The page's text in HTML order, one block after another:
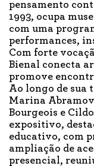
pensamento
1993, ocupa
com uma
performances,
Com forte
Bienal conecta
promove
Ao longo de sua
Marina
Bourgeois e
expositivo,
educativo, com
ampliação de
presencial,